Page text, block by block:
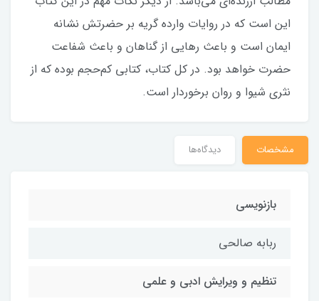
این است که در روایات وارده گریه بر حضرتش نشانه
ایمان است و باعث رهایی از گناهان و باعث شفاعت
حضرت خواهد بود. در کل کتاب، کتابی کم‌حجم بوده که از
نثری شیوا و روان برخوردار است.
مشخصات دیدگاه‌ها
بازنویسی
ربابه صالحی
تنظیم و ویرایش ادبی و علمی